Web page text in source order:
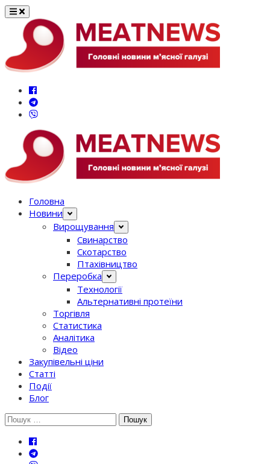
Перейти
вмісту
Головна
Новини
Вирощування
Свинарство
Скотарство
Птахівництво
Переробка
Технології
Альтернативні протеїни
Торгівля
Статистика
Аналітика
Відео
Закупівельні ціни
Статті
Події
Блог
Шукати: